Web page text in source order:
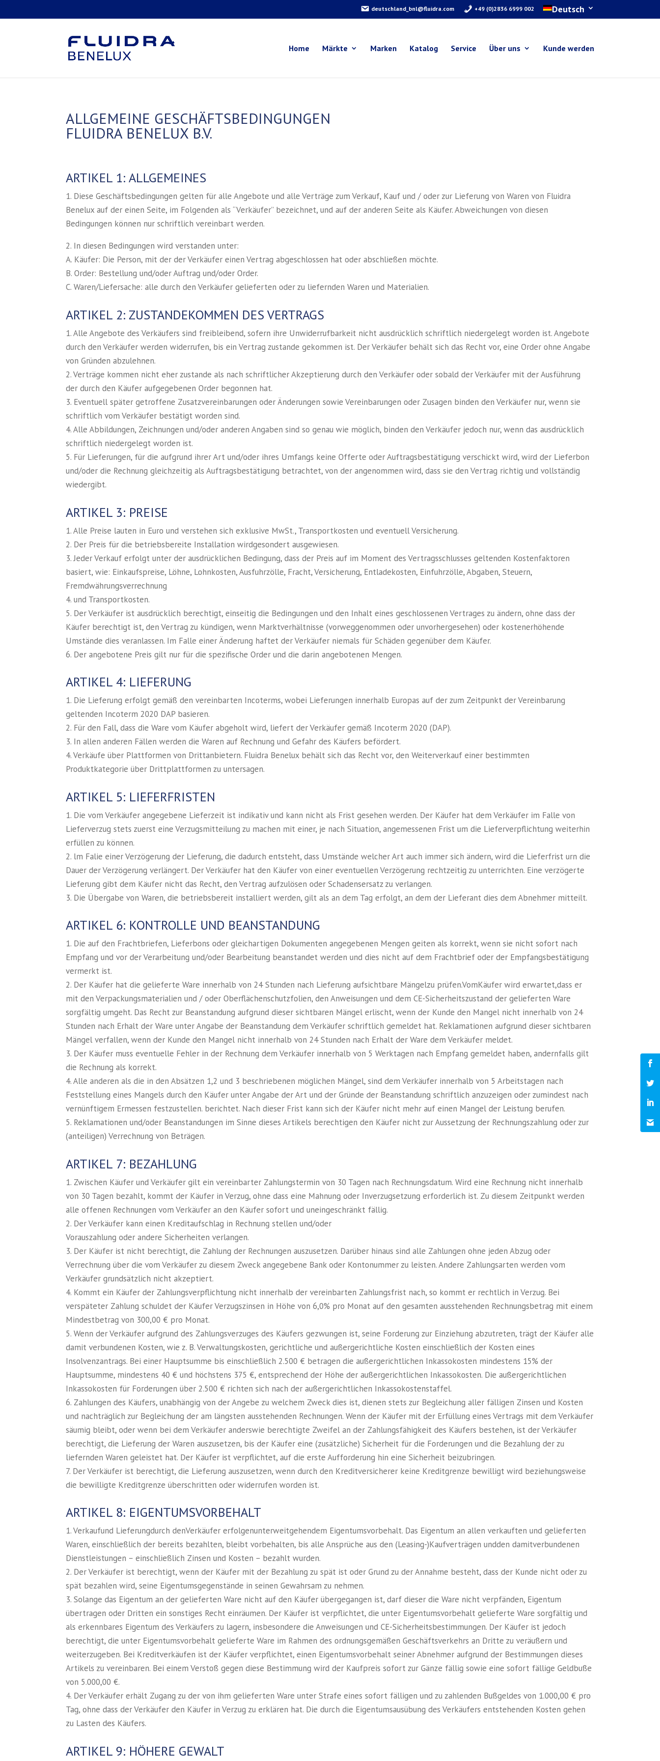
deutschland_bnl@fluidra.com +49 (0)2836 6999 002 Deutsch
Home Märkte Marken Katalog Service Über uns Kunde werden
ALLGEMEINE GESCHÄFTSBEDINGUNGEN
FLUIDRA BENELUX B.V.
ARTIKEL 1: ALLGEMEINES
1. Diese Geschäftsbedingungen gelten für alle Angebote und alle Verträge zum Verkauf, Kauf und / oder zur Lieferung von Waren von Fluidra
Benelux auf der einen Seite, im Folgenden als “Verkäufer” bezeichnet, und auf der anderen Seite als Käufer. Abweichungen von diesen
Bedingungen können nur schriftlich vereinbart werden.
2. In diesen Bedingungen wird verstanden unter:
A. Käufer: Die Person, mit der der Verkäufer einen Vertrag abgeschlossen hat oder abschließen möchte.
B. Order: Bestellung und/oder Auftrag und/oder Order.
C. Waren/Liefersache: alle durch den Verkäufer gelieferten oder zu liefernden Waren und Materialien.
ARTIKEL 2: ZUSTANDEKOMMEN DES VERTRAGS
1. Alle Angebote des Verkäufers sind freibleibend, sofern ihre Unwiderrufbarkeit nicht ausdrücklich schriftlich niedergelegt worden ist. Angebote
durch den Verkäufer werden widerrufen, bis ein Vertrag zustande gekommen ist. Der Verkäufer behält sich das Recht vor, eine Order ohne Angabe
von Gründen abzulehnen.
2. Verträge kommen nicht eher zustande als nach schriftlicher Akzeptierung durch den Verkäufer oder sobald der Verkäufer mit der Ausführung
der durch den Käufer aufgegebenen Order begonnen hat.
3. Eventuell später getroffene Zusatzvereinbarungen oder Änderungen sowie Vereinbarungen oder Zusagen binden den Verkäufer nur, wenn sie
schriftlich vom Verkäufer bestätigt worden sind.
4. Alle Abbildungen, Zeichnungen und/oder anderen Angaben sind so genau wie möglich, binden den Verkäufer jedoch nur, wenn das ausdrücklich
schriftlich niedergelegt worden ist.
5. Für Lieferungen, für die aufgrund ihrer Art und/oder ihres Umfangs keine Offerte oder Auftragsbestätigung verschickt wird, wird der Lieferbon
und/oder die Rechnung gleichzeitig als Auftragsbestätigung betrachtet, von der angenommen wird, dass sie den Vertrag richtig und vollständig
wiedergibt.
ARTIKEL 3: PREISE
1. Alle Preise lauten in Euro und verstehen sich exklusive MwSt., Transportkosten und eventuell Versicherung.
2. Der Preis für die betriebsbereite Installation wirdgesondert ausgewiesen.
3. Jeder Verkauf erfolgt unter der ausdrücklichen Bedingung, dass der Preis auf im Moment des Vertragsschlusses geltenden Kostenfaktoren
basiert, wie: Einkaufspreise, Löhne, Lohnkosten, Ausfuhrzölle, Fracht, Versicherung, Entladekosten, Einfuhrzölle, Abgaben, Steuern,
Fremdwährungsverrechnung
4. und Transportkosten.
5. Der Verkäufer ist ausdrücklich berechtigt, einseitig die Bedingungen und den Inhalt eines geschlossenen Vertrages zu ändern, ohne dass der
Käufer berechtigt ist, den Vertrag zu kündigen, wenn Marktverhältnisse (vorweggenommen oder unvorhergesehen) oder kostenerhöhende
Umstände dies veranlassen. Im Falle einer Änderung haftet der Verkäufer niemals für Schäden gegenüber dem Käufer.
6. Der angebotene Preis gilt nur für die spezifische Order und die darin angebotenen Mengen.
ARTIKEL 4: LIEFERUNG
1. Die Lieferung erfolgt gemäß den vereinbarten Incoterms, wobei Lieferungen innerhalb Europas auf der zum Zeitpunkt der Vereinbarung
geltenden Incoterm 2020 DAP basieren.
2. Für den Fall, dass die Ware vom Käufer abgeholt wird, liefert der Verkäufer gemäß Incoterm 2020 (DAP).
3. In allen anderen Fällen werden die Waren auf Rechnung und Gefahr des Käufers befördert.
4. Verkäufe über Plattformen von Drittanbietern. Fluidra Benelux behält sich das Recht vor, den Weiterverkauf einer bestimmten
Produktkategorie über Drittplattformen zu untersagen.
ARTIKEL 5: LIEFERFRISTEN
1. Die vom Verkäufer angegebene Lieferzeit ist indikativ und kann nicht als Frist gesehen werden. Der Käufer hat dem Verkäufer im Falle von
Lieferverzug stets zuerst eine Verzugsmitteilung zu machen mit einer, je nach Situation, angemessenen Frist um die Lieferverpflichtung weiterhin
erfüllen zu können.
2. lm Falie einer Verzögerung der Lieferung, die dadurch entsteht, dass Umstände welcher Art auch immer sich ändern, wird die Lieferfrist urn die
Dauer der Verzögerung verlängert. Der Verkäufer hat den Käufer von einer eventuellen Verzögerung rechtzeitig zu unterrichten. Eine verzögerte
Lieferung gibt dem Käufer nicht das Recht, den Vertrag aufzulösen oder Schadensersatz zu verlangen.
3. Die Übergabe von Waren, die betriebsbereit installiert werden, gilt als an dem Tag erfolgt, an dem der Lieferant dies dem Abnehmer mitteilt.
ARTIKEL 6: KONTROLLE UND BEANSTANDUNG
1. Die auf den Frachtbriefen, Lieferbons oder gleichartigen Dokumenten angegebenen Mengen geiten als korrekt, wenn sie nicht sofort nach
Empfang und vor der Verarbeitung und/oder Bearbeitung beanstandet werden und dies nicht auf dem Frachtbrief oder der Empfangsbestätigung
vermerkt ist.
2. Der Käufer hat die gelieferte Ware innerhalb von 24 Stunden nach Lieferung aufsichtbare Mängelzu prüfen.VomKäufer wird erwartet,dass er
mit den Verpackungsmaterialien und / oder Oberflächenschutzfolien, den Anweisungen und dem CE-Sicherheitszustand der gelieferten Ware
sorgfältig umgeht. Das Recht zur Beanstandung aufgrund dieser sichtbaren Mängel erlischt, wenn der Kunde den Mangel nicht innerhalb von 24
Stunden nach Erhalt der Ware unter Angabe der Beanstandung dem Verkäufer schriftlich gemeldet hat. Reklamationen aufgrund dieser sichtbaren
Mängel verfallen, wenn der Kunde den Mangel nicht innerhalb von 24 Stunden nach Erhalt der Ware dem Verkäufer meldet.
3. Der Käufer muss eventuelle Fehler in der Rechnung dem Verkäufer innerhalb von 5 Werktagen nach Empfang gemeldet haben, andernfalls gilt
die Rechnung als korrekt.
4. Alle anderen als die in den Absätzen 1,2 und 3 beschriebenen möglichen Mängel, sind dem Verkäufer innerhalb von 5 Arbeitstagen nach
Feststellung eines Mangels durch den Käufer unter Angabe der Art und der Gründe der Beanstandung schriftlich anzuzeigen oder zumindest nach
vernünftigem Ermessen festzustellen. berichtet. Nach dieser Frist kann sich der Käufer nicht mehr auf einen Mangel der Leistung berufen.
5. Reklamationen und/oder Beanstandungen im Sinne dieses Artikels berechtigen den Käufer nicht zur Aussetzung der Rechnungszahlung oder zur
(anteiligen) Verrechnung von Beträgen.
ARTIKEL 7: BEZAHLUNG
1. Zwischen Käufer und Verkäufer gilt ein vereinbarter Zahlungstermin von 30 Tagen nach Rechnungsdatum. Wird eine Rechnung nicht innerhalb
von 30 Tagen bezahlt, kommt der Käufer in Verzug, ohne dass eine Mahnung oder Inverzugsetzung erforderlich ist. Zu diesem Zeitpunkt werden
alle offenen Rechnungen vom Verkäufer an den Käufer sofort und uneingeschränkt fällig.
2. Der Verkäufer kann einen Kreditaufschlag in Rechnung stellen und/oder
Vorauszahlung oder andere Sicherheiten verlangen.
3. Der Käufer ist nicht berechtigt, die Zahlung der Rechnungen auszusetzen. Darüber hinaus sind alle Zahlungen ohne jeden Abzug oder
Verrechnung über die vom Verkäufer zu diesem Zweck angegebene Bank oder Kontonummer zu leisten. Andere Zahlungsarten werden vom
Verkäufer grundsätzlich nicht akzeptiert.
4. Kommt ein Käufer der Zahlungsverpflichtung nicht innerhalb der vereinbarten Zahlungsfrist nach, so kommt er rechtlich in Verzug. Bei
verspäteter Zahlung schuldet der Käufer Verzugszinsen in Höhe von 6,0% pro Monat auf den gesamten ausstehenden Rechnungsbetrag mit einem
Mindestbetrag von 300,00 € pro Monat.
5. Wenn der Verkäufer aufgrund des Zahlungsverzuges des Käufers gezwungen ist, seine Forderung zur Einziehung abzutreten, trägt der Käufer alle
damit verbundenen Kosten, wie z. B. Verwaltungskosten, gerichtliche und außergerichtliche Kosten einschließlich der Kosten eines
Insolvenzantrags. Bei einer Hauptsumme bis einschließlich 2.500 € betragen die außergerichtlichen Inkassokosten mindestens 15% der
Hauptsumme, mindestens 40 € und höchstens 375 €, entsprechend der Höhe der außergerichtlichen Inkassokosten. Die außergerichtlichen
Inkassokosten für Forderungen über 2.500 € richten sich nach der außergerichtlichen Inkassokostenstaffel.
6. Zahlungen des Käufers, unabhängig von der Angebe zu welchem Zweck dies ist, dienen stets zur Begleichung aller fälligen Zinsen und Kosten
und nachträglich zur Begleichung der am längsten ausstehenden Rechnungen. Wenn der Käufer mit der Erfüllung eines Vertrags mit dem Verkäufer
säumig bleibt, oder wenn bei dem Verkäufer anderswie berechtigte Zweifel an der Zahlungsfähigkeit des Käufers bestehen, ist der Verkäufer
berechtigt, die Lieferung der Waren auszusetzen, bis der Käufer eine (zusätzliche) Sicherheit für die Forderungen und die Bezahlung der zu
liefernden Waren geleistet hat. Der Käufer ist verpflichtet, auf die erste Aufforderung hin eine Sicherheit beizubringen.
7. Der Verkäufer ist berechtigt, die Lieferung auszusetzen, wenn durch den Kreditversicherer keine Kreditgrenze bewilligt wird beziehungsweise
die bewilligte Kreditgrenze überschritten oder widerrufen worden ist.
ARTIKEL 8: EIGENTUMSVORBEHALT
1. Verkaufund Lieferungdurch denVerkäufer erfolgenunterweitgehendem Eigentumsvorbehalt. Das Eigentum an allen verkauften und gelieferten
Waren, einschließlich der bereits bezahlten, bleibt vorbehalten, bis alle Ansprüche aus den (Leasing-)Kaufverträgen undden damitverbundenen
Dienstleistungen – einschließlich Zinsen und Kosten – bezahlt wurden.
2. Der Verkäufer ist berechtigt, wenn der Käufer mit der Bezahlung zu spät ist oder Grund zu der Annahme besteht, dass der Kunde nicht oder zu
spät bezahlen wird, seine Eigentumsgegenstände in seinen Gewahrsam zu nehmen.
3. Solange das Eigentum an der gelieferten Ware nicht auf den Käufer übergegangen ist, darf dieser die Ware nicht verpfänden, Eigentum
übertragen oder Dritten ein sonstiges Recht einräumen. Der Käufer ist verpflichtet, die unter Eigentumsvorbehalt gelieferte Ware sorgfältig und
als erkennbares Eigentum des Verkäufers zu lagern, insbesondere die Anweisungen und CE-Sicherheitsbestimmungen. Der Käufer ist jedoch
berechtigt, die unter Eigentumsvorbehalt gelieferte Ware im Rahmen des ordnungsgemäßen Geschäftsverkehrs an Dritte zu veräußern und
weiterzugeben. Bei Kreditverkäufen ist der Käufer verpflichtet, einen Eigentumsvorbehalt seiner Abnehmer aufgrund der Bestimmungen dieses
Artikels zu vereinbaren. Bei einem Verstoß gegen diese Bestimmung wird der Kaufpreis sofort zur Gänze fällig sowie eine sofort fällige Geldbuße
von 5.000,00 €.
4. Der Verkäufer erhält Zugang zu der von ihm gelieferten Ware unter Strafe eines sofort fälligen und zu zahlenden Bußgeldes von 1.000,00 € pro
Tag, ohne dass der Verkäufer den Käufer in Verzug zu erklären hat. Die durch die Eigentumsausübung des Verkäufers entstehenden Kosten gehen
zu Lasten des Käufers.
ARTIKEL 9: HÖHERE GEWALT